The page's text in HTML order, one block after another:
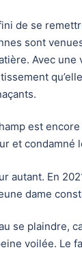
fini de se
sont
Avec
est
et condamné
autant. En
dame
se plaindre,
voilée. Le